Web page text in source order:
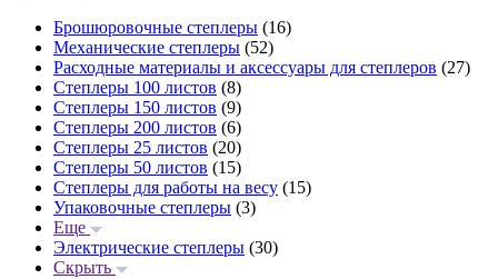
Брошюровочные степлеры (16)
Механические степлеры (52)
Расходные материалы и аксессуары для степлеров (27)
Степлеры 100 листов (8)
Степлеры 150 листов (9)
Степлеры 200 листов (6)
Степлеры 25 листов (20)
Степлеры 50 листов (15)
Степлеры для работы на весу (15)
Упаковочные степлеры (3)
Еще
Электрические степлеры (30)
Скрыть